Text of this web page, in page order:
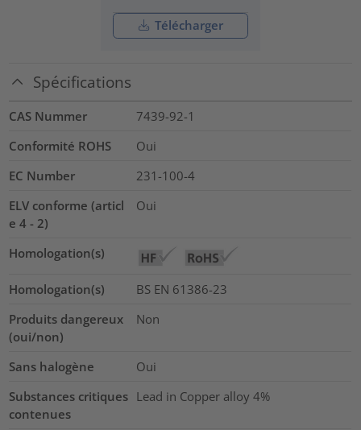
Télécharger
Spécifications
CAS Nummer
7439-92-1
Conformité ROHS
Oui
EC Number
231-100-4
ELV conforme (articl
e 4 - 2)
Oui
Homologation(s)
Homologation(s)
BS EN 61386-23
Produits dangereux
(oui/non)
Non
Sans halogène
Oui
Substances critiques
contenues
Lead in Copper alloy 4%